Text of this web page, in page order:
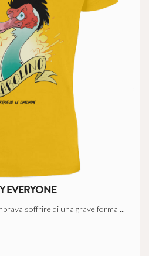
EVERYONE
soffrire di una grave forma ...